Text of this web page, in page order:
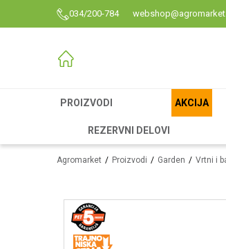
034/200-784
PROIZVODI AKCIJA
REZERVNI DELOVI
Agromarket Proizvodi Garden Vrtni i